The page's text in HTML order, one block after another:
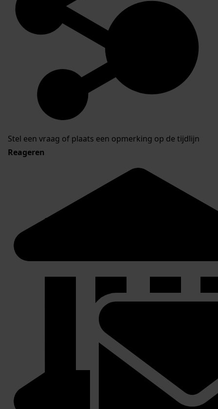
Stel een vraag of plaats een opmerking op de tijdlijn
Reageren